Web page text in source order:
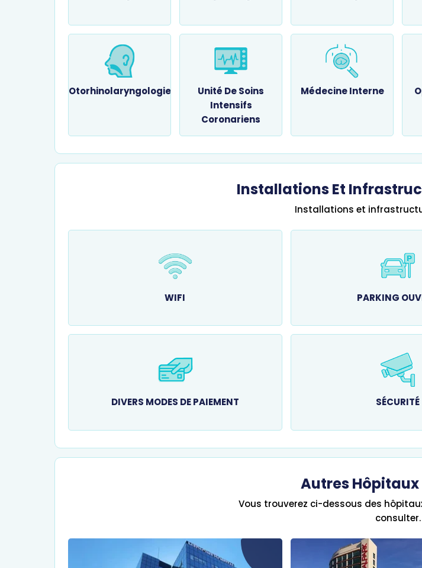
Otorhinolaryngologie
Unité De Soins
Intensifs
Coronariens
Médecine Interne
Installations Et
Installations et
WIFI PARKING
DIVERS MODES DE PAIEMENT SÉCURITÉ
Autres
Vous trouverez ci-dessous des
consulter.